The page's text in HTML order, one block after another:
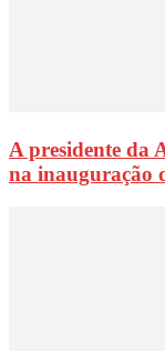
A presidente da
na inauguração